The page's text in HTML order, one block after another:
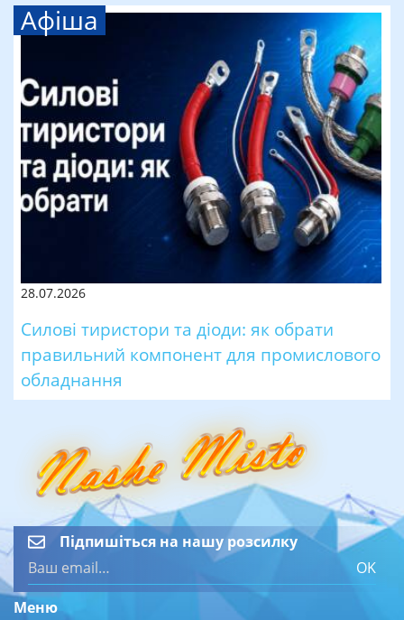
Афіша
28.07.2026
Силові тиристори та діоди: як обрати
правильний компонент для промислового
обладнання
Підпишіться на нашу розсилку
OK
Меню